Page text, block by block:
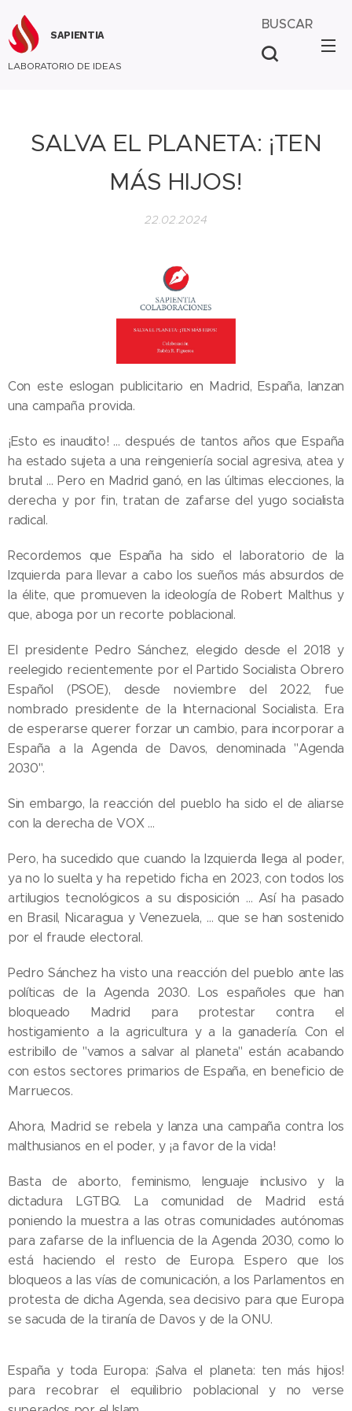
SAPIENTIA
LABORATORIO DE IDEAS
BUSCAR
SALVA EL PLANETA: ¡TEN
MÁS HIJOS!
22.02.2024
Con este eslogan publicitario en Madrid, España, lanzan
una campaña provida.
¡Esto es inaudito! … después de tantos años que España
ha estado sujeta a una reingeniería social agresiva, atea y
brutal … Pero en Madrid ganó, en las últimas elecciones, la
derecha y por fin, tratan de zafarse del yugo socialista
radical.
Recordemos que España ha sido el laboratorio de la
Izquierda para llevar a cabo los sueños más absurdos de
la élite, que promueven la ideología de Robert Malthus y
que, aboga por un recorte poblacional.
El presidente Pedro Sánchez, elegido desde el 2018 y
reelegido recientemente por el Partido Socialista Obrero
Español (PSOE), desde noviembre del 2022, fue
nombrado presidente de la Internacional Socialista. Era
de esperarse querer forzar un cambio, para incorporar a
España a la Agenda de Davos, denominada "Agenda
2030".
Sin embargo, la reacción del pueblo ha sido el de aliarse
con la derecha de VOX …
Pero, ha sucedido que cuando la Izquierda llega al poder,
ya no lo suelta y ha repetido ficha en 2023, con todos los
artilugios tecnológicos a su disposición … Así ha pasado
en Brasil, Nicaragua y Venezuela, … que se han sostenido
por el fraude electoral.
Pedro Sánchez ha visto una reacción del pueblo ante las
políticas de la Agenda 2030. Los españoles que han
bloqueado Madrid para protestar contra el
hostigamiento a la agricultura y a la ganadería. Con el
estribillo de "vamos a salvar al planeta" están acabando
con estos sectores primarios de España, en beneficio de
Marruecos.
Ahora, Madrid se rebela y lanza una campaña contra los
malthusianos en el poder, y ¡a favor de la vida!
Basta de aborto, feminismo, lenguaje inclusivo y la
dictadura LGTBQ. La comunidad de Madrid está
poniendo la muestra a las otras comunidades autónomas
para zafarse de la influencia de la Agenda 2030, como lo
está haciendo el resto de Europa. Espero que los
bloqueos a las vías de comunicación, a los Parlamentos en
protesta de dicha Agenda, sea decisivo para que Europa
se sacuda de la tiranía de Davos y de la ONU.
España y toda Europa: ¡Salva el planeta: ten más hijos!
para recobrar el equilibrio poblacional y no verse